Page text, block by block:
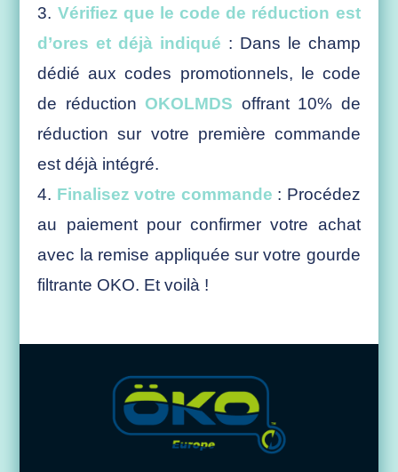
Vérifiez que le code de réduction est
d’ores et déjà indiqué : Dans le champ
dédié aux codes promotionnels, le code
de réduction OKOLMDS offrant 10% de
réduction sur votre première commande
est déjà intégré.
Finalisez votre commande : Procédez
au paiement pour confirmer votre achat
avec la remise appliquée sur votre gourde
filtrante OKO. Et voilà !